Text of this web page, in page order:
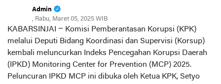
Admin
, Rabu, Maret 05, 2025 WIB
KABARSINJAI
– Komisi Pemberantasan Korupsi (KPK)
melalui Deputi Bidang Koordinasi dan Supervisi (Korsup)
kembali meluncurkan Indeks Pencegahan Korupsi Daerah
(IPKD) Monitoring Center for Prevention (MCP) 2025.
Peluncuran IPKD MCP ini dibuka oleh Ketua KPK, Setyo